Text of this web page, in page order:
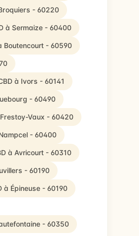
- 60220
à Sermaize - 60400
Boutencourt - 60590
à Ivors - 60141
- 60490
Vaux - 60420
- 60400
à Avricourt - 60310
- 60190
à Épineuse - 60190
- 60350